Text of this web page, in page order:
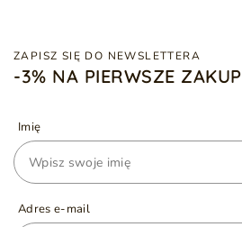
ZAPISZ SIĘ DO NEWSLETTERA
-3% NA PIERWSZE
Imię
Adres e-mail